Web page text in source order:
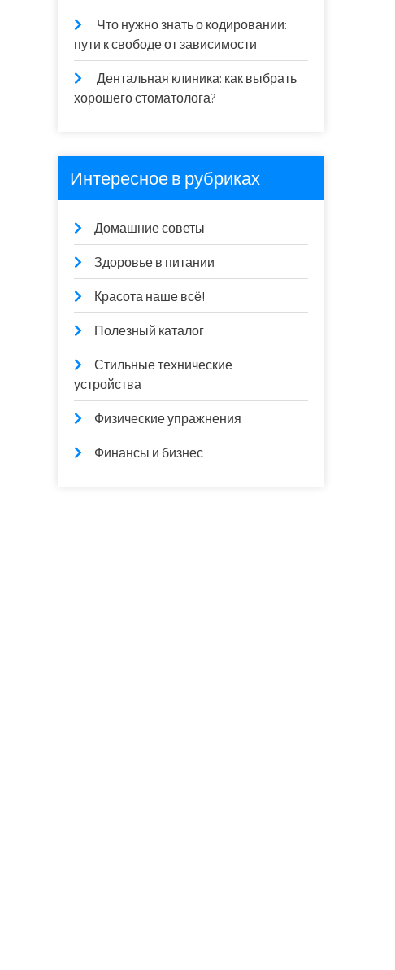
Что нужно знать о кодировании:
пути к свободе от зависимости
Дентальная клиника: как выбрать
хорошего стоматолога?
Интересное в рубриках
Домашние советы
Здоровье в питании
Красота наше всё!
Полезный каталог
Стильные технические
устройства
Физические упражнения
Финансы и бизнес